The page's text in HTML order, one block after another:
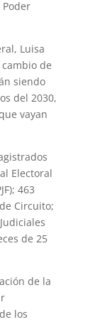
Luisa
de
siendo
del 2030,
vayan
Electoral
463
Circuito;
de 25
de la
los